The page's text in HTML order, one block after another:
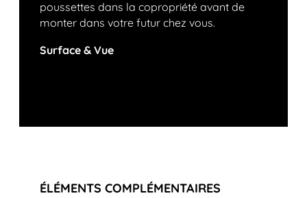
poussettes dans la copropriété avant de
monter dans votre futur chez vous.
Surface & Vue
ÉLÉMENTS COMPLÉMENTAIRES